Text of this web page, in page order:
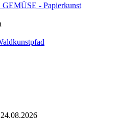
- Papierkunst